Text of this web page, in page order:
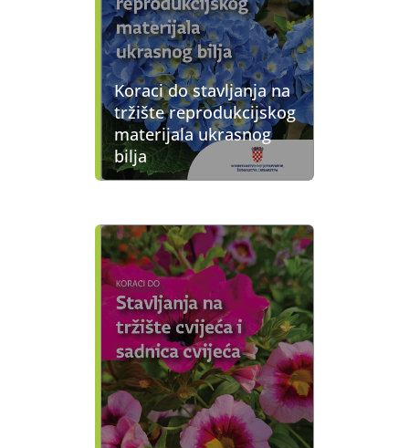
Koraci do stavljanja na
tržište reprodukcijskog
materijala ukrasnog
bilja